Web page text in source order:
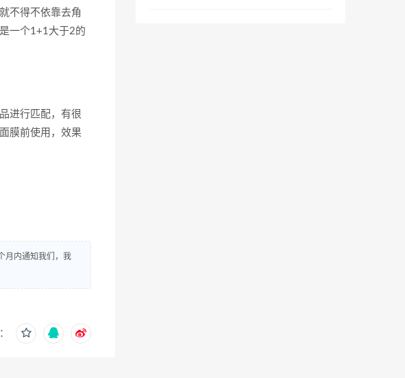
不得不依靠去角
一个1+1大于2的
进行匹配，有很
膜前使用，效果
月内通知我们，我